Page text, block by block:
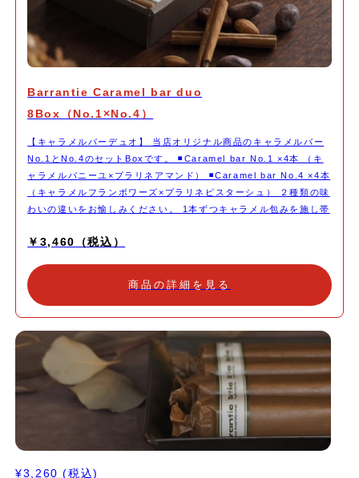
Barrantie Caramel bar duo
8Box（No.1×No.4）
【キャラメルバーデュオ】 当店オリジナル商品のキャラメルバー
No.1とNo.4のセットBoxです。 ◾️Caramel bar No.1 ×4本 （キ
ャラメルバニーユ×プラリネアマンド） ◾️Caramel bar No.4 ×4本
（キャラメルフランボワーズ×プラリネピスターシュ） ２種類の味
わいの違いをお愉しみください。 1本ずつキャラメル包みを施し帯
￥3,460（税込）
商品の詳細を見る
¥3,260 (税込)